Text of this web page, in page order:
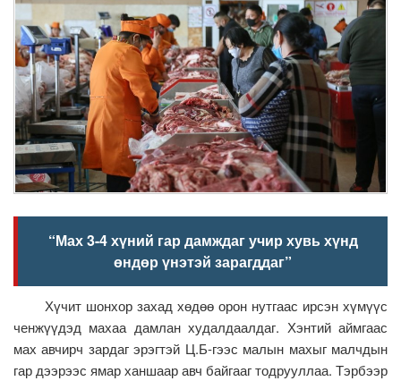
“Мах 3-4 хүний гар дамждаг учир хувь хүнд
өндөр үнэтэй зарагддаг”
Хүчит шонхор захад хөдөө орон нутгаас ирсэн хүмүүс
ченжүүдэд махаа дамлан худалдаалдаг. Хэнтий аймгаас
мах авчирч зардаг эрэгтэй Ц.Б-гээс малын махыг малчдын
гар дээрээс ямар ханшаар авч байгааг тодрууллаа. Тэрбээр